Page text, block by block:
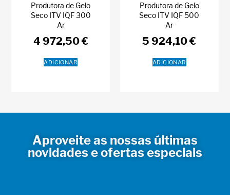
Produtora de Gelo
Seco ITV IQF 300
Ar
4 972,50€
ADICIONAR
Produtora de Gelo
Seco ITV IQF 500
Ar
5 924,10€
ADICIONAR
Aproveite as nossas últimas
novidades e ofertas especiais